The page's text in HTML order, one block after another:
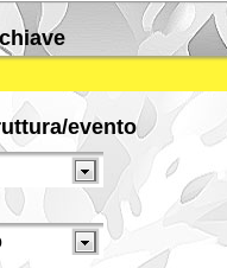
evento